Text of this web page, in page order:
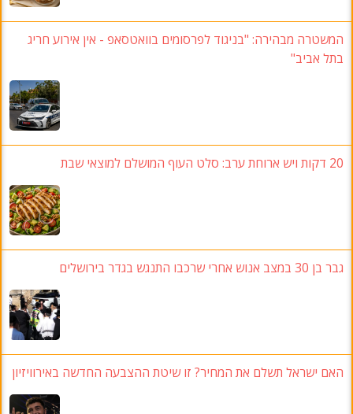
המשטרה מבהירה: "בניגוד לפרסומים בוואטסאפ - אין אירוע חריג
בתל אביב"
20 דקות ויש ארוחת ערב: סלט העוף המושלם למוצאי שבת
גבר בן 30 במצב אנוש אחרי שרכבו התנגש בגדר בירושלים
האם ישראל תשלם את המחיר? זו שיטת ההצבעה החדשה באירוויזיון